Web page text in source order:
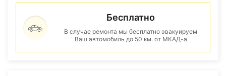
Бесплатно
В случае ремонта мы бесплатно эвакуируем
Ваш автомобиль до 50 км. от МКАД-а